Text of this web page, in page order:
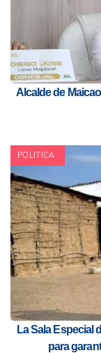
Alcalde de
POLITICA
La Sala Especial
para